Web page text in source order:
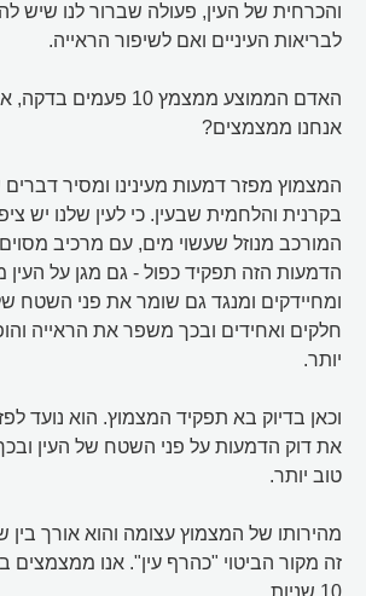
והכרחית של העין, פעולה שברור לנו שיש
לבריאות העיניים ואם לשיפור הראייה.
האדם הממוצע ממצמץ 10
אנחנו ממצמצים?
המצמוץ מפזר דמעות מעינינו ומסיר דברים
בקרנית והלחמית שבעין. כי לעין שלנו יש
המורכב מנוזל שעשוי מים, עם מרכיב
הדמעות הזה תפקיד כפול - גם מגן על העין
ומחיידקים ומנגד גם שומר את פני השטח
חלקים ואחידים ובכך משפר את הראייה
יותר.
וכאן בדיוק בא תפקיד המצמוץ. הוא נועד
את דוק הדמעות על פני השטח של העין
טוב יותר.
מהירותו של המצמוץ עצומה והוא אורך בין
10 שניות.